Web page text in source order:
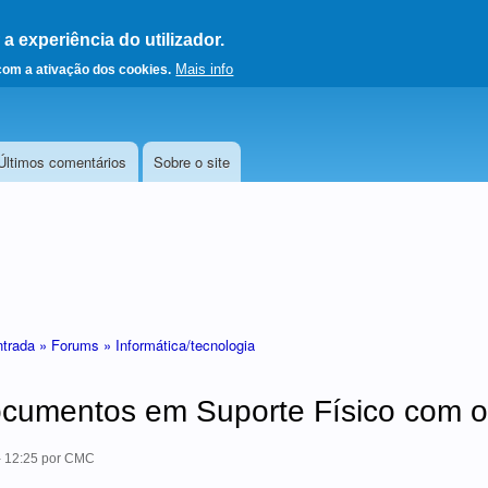
experiência do utilizador.
a ativação dos cookies. Mais info
página principal
comentários Sobre o site
» Forums » Informática/tecnologia
em Suporte Físico com
12:25 por CMC